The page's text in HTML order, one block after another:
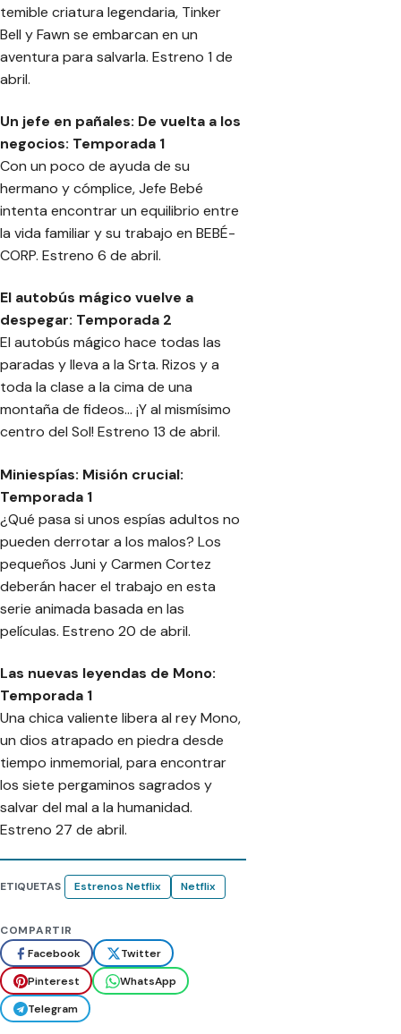
temible criatura legendaria, Tinker
Bell y Fawn se embarcan en un
aventura para salvarla. Estreno 1 de
abril.
Un jefe en pañales: De vuelta a los
negocios: Temporada 1
Con un poco de ayuda de su
hermano y cómplice, Jefe Bebé
intenta encontrar un equilibrio entre
la vida familiar y su trabajo en BEBÉ-
CORP. Estreno 6 de abril.
El autobús mágico vuelve a
despegar: Temporada 2
El autobús mágico hace todas las
paradas y lleva a la Srta. Rizos y a
toda la clase a la cima de una
montaña de fideos… ¡Y al mismísimo
centro del Sol! Estreno 13 de abril.
Miniespías: Misión crucial:
Temporada 1
¿Qué pasa si unos espías adultos no
pueden derrotar a los malos? Los
pequeños Juni y Carmen Cortez
deberán hacer el trabajo en esta
serie animada basada en las
películas. Estreno 20 de abril.
Las nuevas leyendas de Mono:
Temporada 1
Una chica valiente libera al rey Mono,
un dios atrapado en piedra desde
tiempo inmemorial, para encontrar
los siete pergaminos sagrados y
salvar del mal a la humanidad.
Estreno 27 de abril.
ETIQUETAS Estrenos Netflix Netflix
COMPARTIR
Facebook
Twitter
Pinterest
WhatsApp
Telegram